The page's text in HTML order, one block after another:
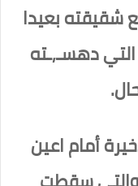
شقيقته بعيدا
دهسـ,ـته
أمام اعين